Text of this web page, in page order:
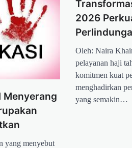
Menyerang
yang menyebut
2026
Oleh: Naira
pelayanan haji
komitmen kuat
menghadirkan
yang semakin…